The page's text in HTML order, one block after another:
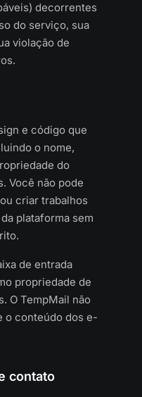
decorrentes
do serviço, sua
violação de
e código que
o nome,
do
Você não pode
criar trabalhos
plataforma sem
de entrada
propriedade de
O TempMail não
o conteúdo dos e-
contato